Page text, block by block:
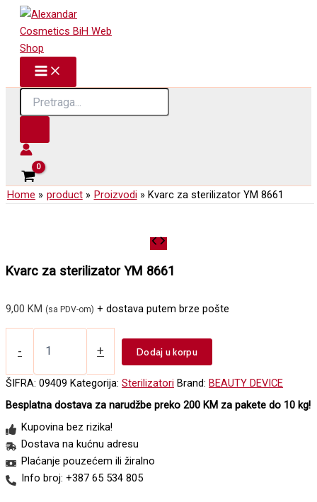
Skip
content
Products
search
Home product Proizvodi Kvarc za sterilizator YM 8661
Kvarc za sterilizator YM 8661
9,00 KM (sa PDV-om) + dostava putem brze pošte
-
YM
8661
količina
+ Dodaj u korpu
ŠIFRA: 09409 Kategorija: Sterilizatori Brand: BEAUTY DEVICE
Besplatna dostava za narudžbe preko 200 KM za pakete do 10 kg!
Kupovina bez rizika!
Dostava na kućnu adresu
Plaćanje pouzećem ili žiralno
Info broj: +387 65 534 805